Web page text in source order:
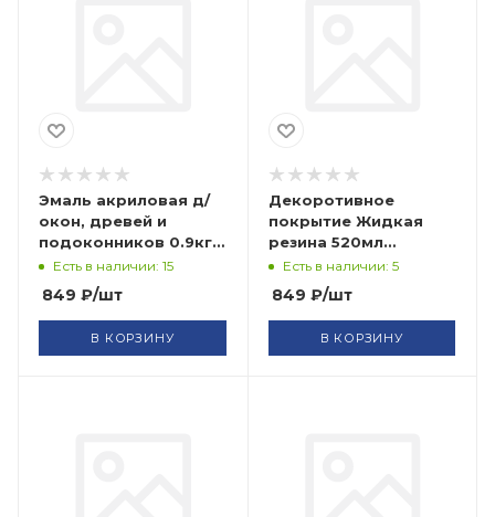
Эмаль акриловая д/
окон, древей и
подоконников 0.9кг
БЕЛАЯ (14) РАДУГА
Есть в наличии: 15
849 ₽/шт
В КОРЗИНУ
Декоротивное
покрытие Жидкая
резина 520мл
прозрачный KUDO
Есть в наличии: 5
849 ₽/шт
В КОРЗИНУ